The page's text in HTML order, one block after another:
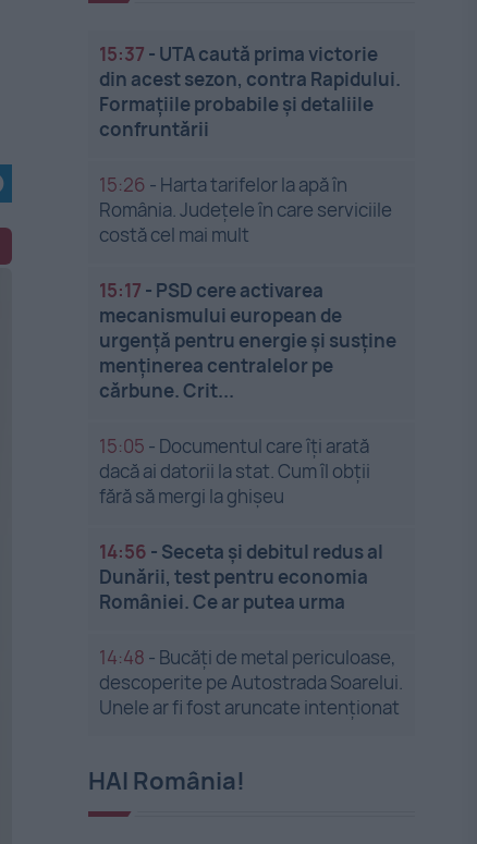
15:37 - UTA caută prima victorie
din acest sezon, contra Rapidului.
Formațiile probabile și detaliile
confruntării
15:26 - Harta tarifelor la apă în
România. Județele în care serviciile
costă cel mai mult
15:17 - PSD cere activarea
mecanismului european de
urgență pentru energie și susține
menținerea centralelor pe
cărbune. Crit...
15:05 - Documentul care îți arată
dacă ai datorii la stat. Cum îl obții
fără să mergi la ghișeu
14:56 - Seceta și debitul redus al
Dunării, test pentru economia
României. Ce ar putea urma
14:48 - Bucăți de metal periculoase,
descoperite pe Autostrada Soarelui.
Unele ar fi fost aruncate intenționat
HAI România!